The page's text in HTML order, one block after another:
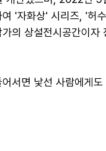
'자화상' 시리즈, '허
의 상설전시공간이자
서면 낯선 사람에게